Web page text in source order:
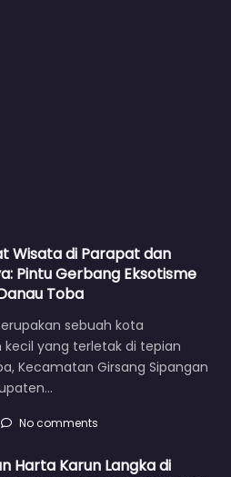
Wisata di Parapat dan
Pintu Gerbang Eksotisme
Toba
sebuah kota
kecil yang terletak di tepian
Kecamatan Girsang Sipangan
No comments
Harta Karun Langka di